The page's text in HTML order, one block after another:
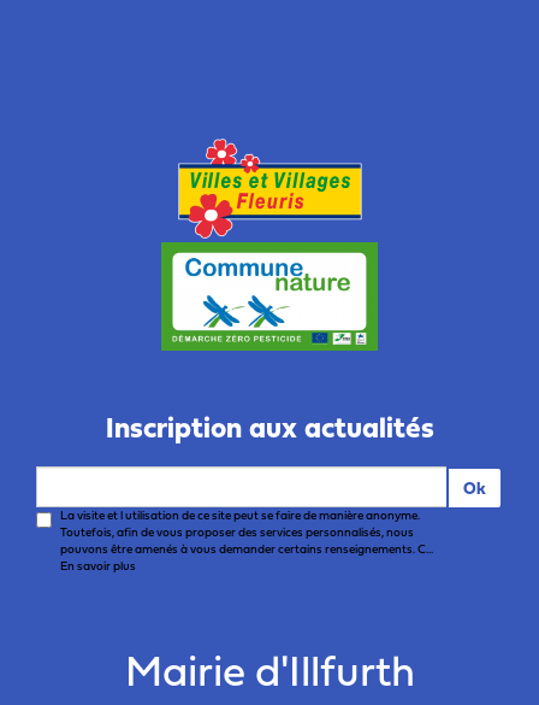
Inscription aux actualités
La visite et l utilisation de ce site peut se faire de manière anonyme.
Toutefois, afin de vous proposer des services personnalisés, nous
pouvons être amenés à vous demander certains renseignements. C...
En savoir plus
Ok
Mairie d'Illfurth